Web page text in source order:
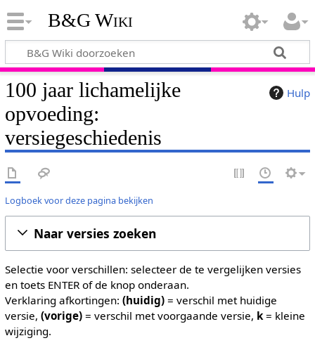
B&G Wiki
Hulp
100 jaar lichamelijke
opvoeding:
versiegeschiedenis
Logboek voor deze pagina bekijken
Naar versies zoeken
Selectie voor verschillen: selecteer de te vergelijken versies
en toets ENTER of de knop onderaan.
Verklaring afkortingen: (huidig)= verschil met huidige
versie, (vorige)= verschil met voorgaande versie, k= kleine
wijziging.